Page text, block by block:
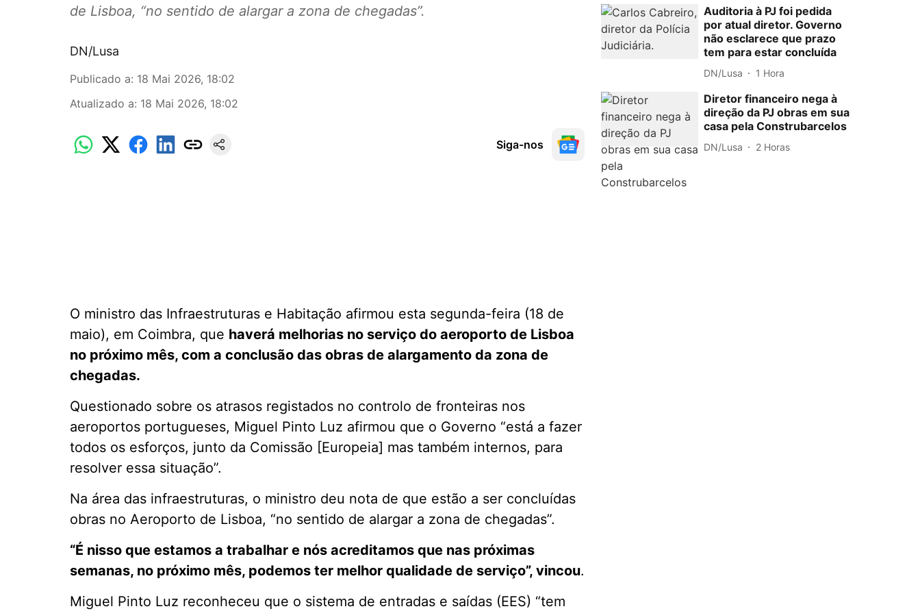
de Lisboa, “no sentido de alargar a zona de chegadas”.
DN/Lusa
Publicado a: 18 Mai 2026, 18:02
Atualizado a: 18 Mai 2026, 18:02
Siga-nos
O ministro das Infraestruturas e Habitação afirmou esta segunda-feira (18 de
maio), em Coimbra, que haverá melhorias no serviço do aeroporto de Lisboa
no próximo mês, com a conclusão das obras de alargamento da zona de
chegadas.
Questionado sobre os atrasos registados no controlo de fronteiras nos
aeroportos portugueses, Miguel Pinto Luz afirmou que o Governo “está a fazer
todos os esforços, junto da Comissão [Europeia] mas também internos, para
resolver essa situação”.
Na área das infraestruturas, o ministro deu nota de que estão a ser concluídas
obras no Aeroporto de Lisboa, “no sentido de alargar a zona de chegadas”.
“É nisso que estamos a trabalhar e nós acreditamos que nas próximas
semanas, no próximo mês, podemos ter melhor qualidade de serviço”, vincou.
Miguel Pinto Luz reconheceu que o sistema de entradas e saídas (EES) “tem
Auditoria à PJ foi pedida
por atual diretor. Governo
não esclarece que prazo
tem para estar concluída
DN/Lusa 1 Hora
Diretor financeiro nega à
direção da PJ obras em sua
casa pela Construbarcelos
DN/Lusa 2 Horas